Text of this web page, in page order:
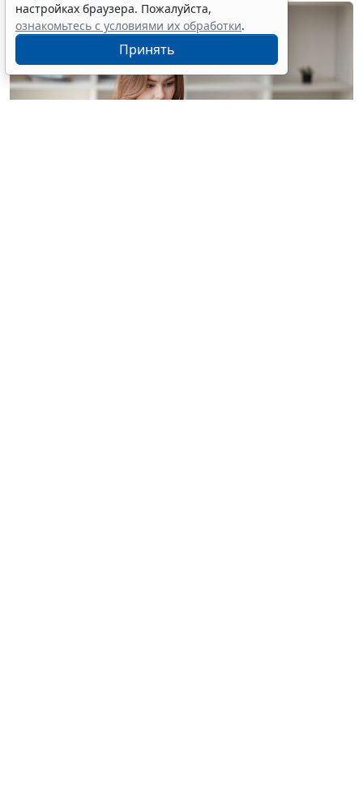
настройках браузера. Пожалуйста,
ознакомьтесь с условиями их обработки.
Принять